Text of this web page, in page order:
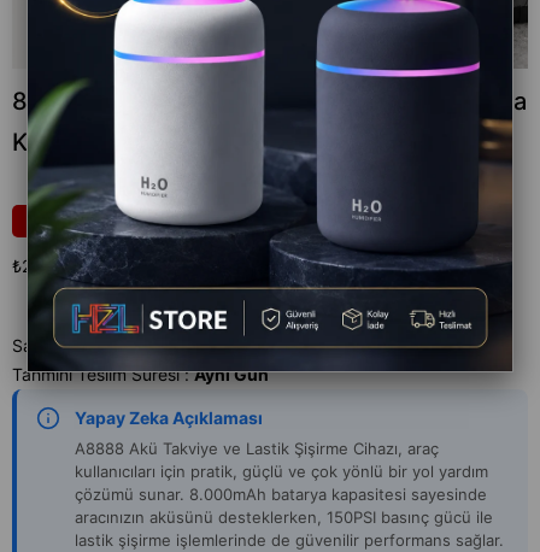
8.000mAh Akü Takviye Cihazı ve Lastik Hava
Kompresörü Araç Şarj Takviye Pompası
21 ₺3.799,00 ₺2.999,00
₺2.999,00 `den başlayan taksitlerle
Satıcı : ACL
Tahmini Teslim Süresi : Aynı Gün
Yapay Zeka Açıklaması
A8888 Akü Takviye ve Lastik Şişirme Cihazı, araç
kullanıcıları için pratik, güçlü ve çok yönlü bir yol yardım
çözümü sunar. 8.000mAh batarya kapasitesi sayesinde
aracınızın aküsünü desteklerken, 150PSI basınç gücü ile
lastik şişirme işlemlerinde de güvenilir performans sağlar.